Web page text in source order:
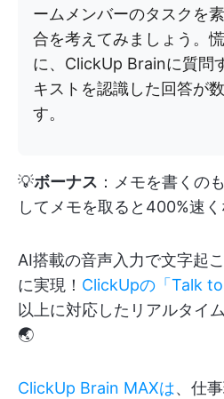
ームメンバーのタスクを
合を考えてみましょう。
に、ClickUp Brainに質問
キストを認識した回答が
す。
💡ボーナス ：メモを書くの
してメモを取ると400%速く
AI搭載の音声入力で文字起
に実現！ ClickUpの「Talk to
以上に対応したリアルタイ
🌏
ClickUp Brain MAXは、仕